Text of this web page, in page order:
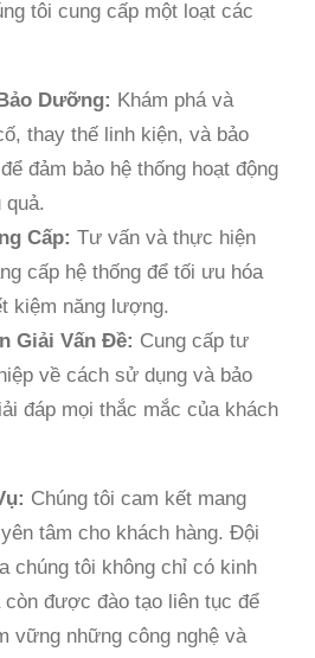
tôi cung cấp một loạt các
Dưỡng: Khám phá và
thay thế linh kiện, và bảo
đảm bảo hệ thống hoạt động
quả.
Cấp: Tư vấn và thực hiện
cấp hệ thống để tối ưu hóa
kiệm năng lượng.
Giải Vấn Đề: Cung cấp tư
về cách sử dụng và bảo
đáp mọi thắc mắc của khách
Chúng tôi cam kết mang
tâm cho khách hàng. Đội
chúng tôi không chỉ có kinh
còn được đào tạo liên tục để
vững những công nghệ và